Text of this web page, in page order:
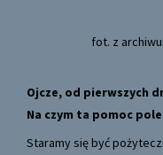
fot. z
Ojcze, od pierwszych
Na czym ta pomoc
Staramy się być